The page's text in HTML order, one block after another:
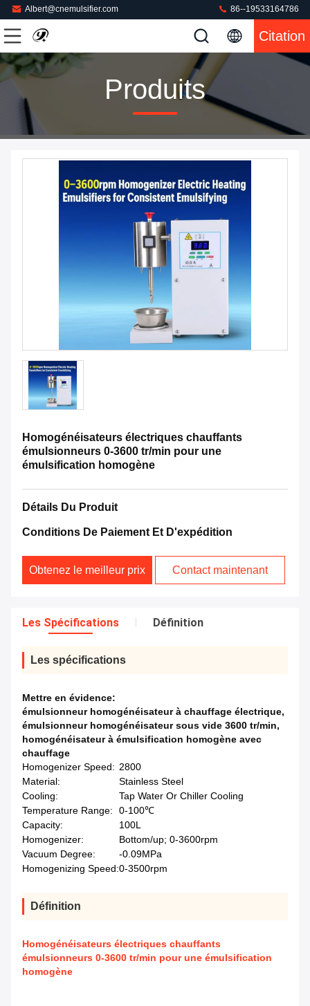
Albert@cnemulsifier.com 86--19533164786
Citation
Produits
Homogénéisateurs électriques chauffants
émulsionneurs 0-3600 tr/min pour une
émulsification homogène
Détails Du Produit
Conditions De Paiement Et D'expédition
Obtenez le meilleur prix Contact maintenant
Les Spécifications Définition
Les spécifications
Mettre en évidence:
émulsionneur homogénéisateur à chauffage électrique,
émulsionneur homogénéisateur sous vide 3600 tr/min,
homogénéisateur à émulsification homogène avec
chauffage
Homogenizer Speed: 2800
Material:
Stainless Steel
Cooling:
Tap Water Or Chiller Cooling
Temperature Range:
0-100℃
Capacity:
100L
Homogenizer:
Bottom/up; 0-3600rpm
Vacuum Degree:
-0.09MPa
Homogenizing Speed:0-3500rpm
Définition
Homogénéisateurs électriques chauffants
émulsionneurs 0-3600 tr/min pour une émulsification
homogène